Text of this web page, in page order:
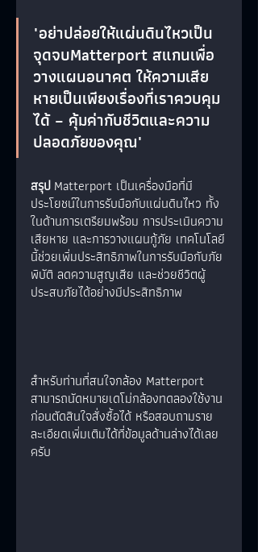
"อย่าปล่อยให้แผ่นดินไหวเป็น
จุดจบMatterport สแกนเพื่อ
วางแผนอนาคต ให้ความเสีย
หายเป็นเพียงเรื่องที่เราควบคุม
ได้ – คุ้มค่ากับชีวิตและความ
ปลอดภัยของคุณ"
สรุป Matterport เป็นเครื่องมือที่มี
ประโยชน์ในการรับมือกับแผ่นดินไหว ทั้ง
ในด้านการเตรียมพร้อม การประเมินความ
เสียหาย และการวางแผนกู้ภัย เทคโนโลยี
นี้ช่วยเพิ่มประสิทธิภาพในการรับมือกับภัย
พิบัติ ลดความสูญเสีย และช่วยชีวิตผู้
ประสบภัยได้อย่างมีประสิทธิภาพ
สำหรับท่านที่สนใจกล้อง Matterport
สามารถนัดหมายเดโม่กล้องทดลองใช้งาน
ก่อนตัดสินใจสั่งซื้อได้ หรือสอบถามราย
ละเอียดเพิ่มเติมได้ที่ข้อมูลด้านล่างได้เลย
ครับ